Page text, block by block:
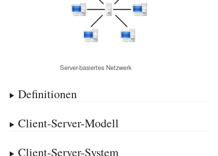
Server-basiertes Netzwerk
Definitionen
Client-Server-Modell
Client-Server-System